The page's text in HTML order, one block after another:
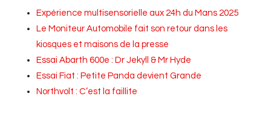
Expérience multisensorielle aux 24h du Mans 2025
Le Moniteur Automobile fait son retour dans les
kiosques et maisons de la presse
Essai Abarth 600e : Dr Jekyll & Mr Hyde
Essai Fiat : Petite Panda devient Grande
Northvolt : C’est la faillite